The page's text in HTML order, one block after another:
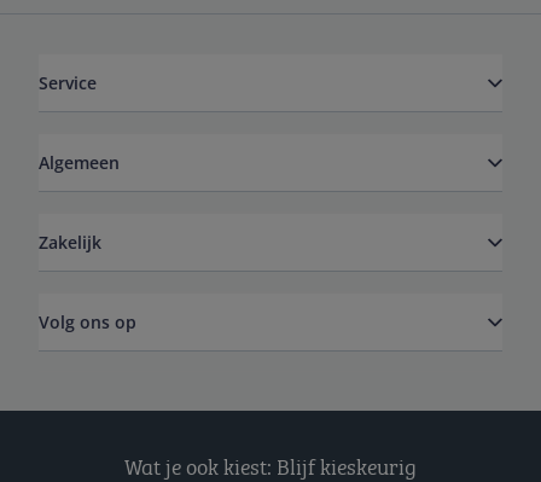
Service
Algemeen
Zakelijk
Volg ons op
Wat je ook kiest: Blijf kieskeurig